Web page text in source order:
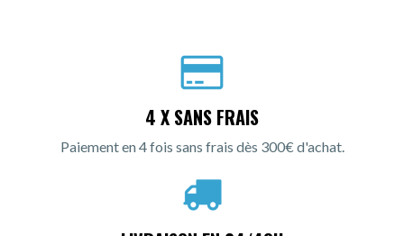
4 X SANS FRAIS
Paiement en 4 fois sans frais dès 300€ d'achat.